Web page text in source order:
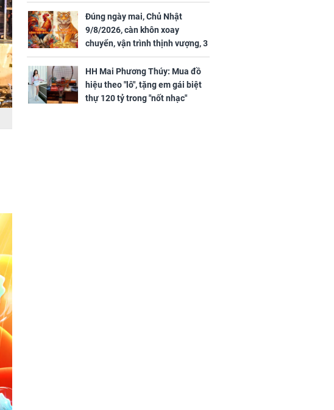
Trong 4 ngày cuối
tháng 6 âm lịch, 3 con
giáp vượng phát Tài
Lộc, Phú Quý trăm bề,
đổi mệnh Phượng
Hoàng, ôm trọn cơ
ngơi đồ sộ
Đúng ngày mai, Chủ Nhật
9/8/2026, càn khôn xoay
chuyển, vận trình thịnh vượng, 3
con giáp nhận phúc khí nhà trời,
tình tiền đỏ như son, vận may
hanh thông
HH Mai Phương Thúy: Mua đồ
hiệu theo "lô", tặng em gái biệt
thự 120 tỷ trong "nốt nhạc"